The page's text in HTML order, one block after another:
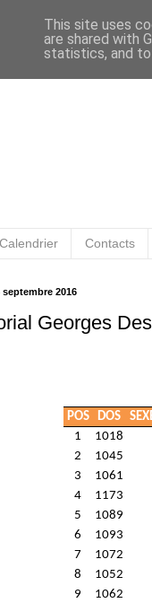
Calendrier Contacts
septembre 2016
Georges
POS
DOS
1
1018
2
1045
3
1061
4
1173
5
1089
6
1093
7
1072
8
1052
9
1062
This site uses
are shared with
statistics, and